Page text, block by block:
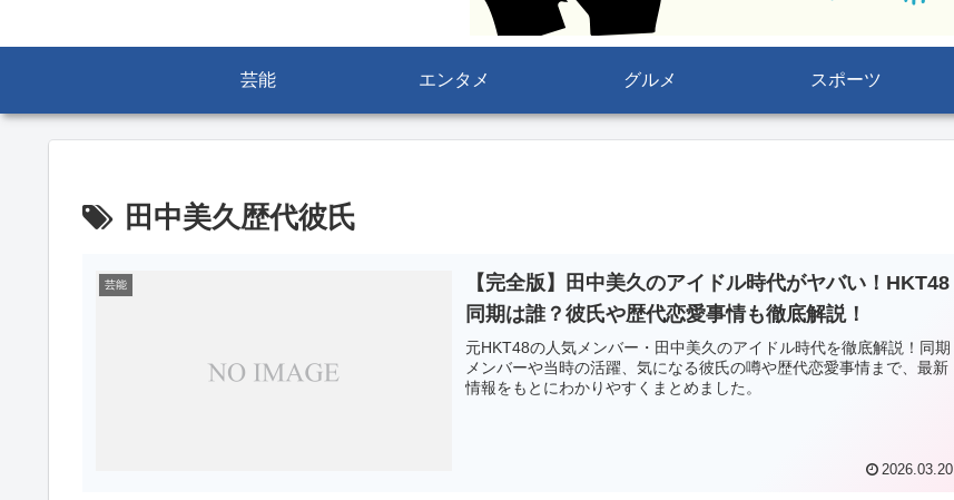
芸能 エンタメ グルメ スポーツ
田中美久歴代彼氏
芸能
【完全版】田中美久のアイドル時代がヤバい！HKT48
同期は誰？彼氏や歴代恋愛事情も徹底解説！
元HKT48の人気メンバー・田中美久のアイドル時代を徹底解説！同期
メンバーや当時の活躍、気になる彼氏の噂や歴代恋愛事情まで、最新
情報をもとにわかりやすくまとめました。
2026.03.20